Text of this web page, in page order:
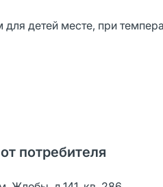
детей месте, при
потребителя